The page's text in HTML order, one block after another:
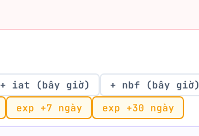
+ iat (bây giờ) + nbf (bây giờ)
exp +7 ngày exp +30 ngày